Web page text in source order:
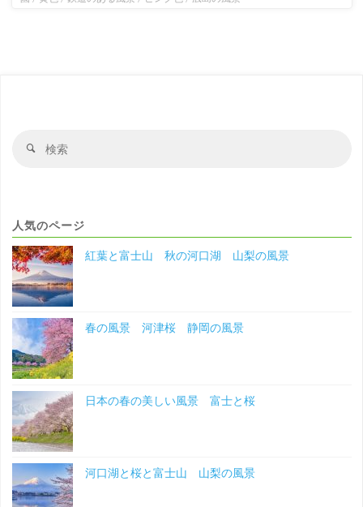
検
人気のページ
紅葉と富士山 秋の河口湖 山梨の風景
春の風景 河津桜 静岡の風景
日本の春の美しい風景 富士と桜
河口湖と桜と富士山 山梨の風景